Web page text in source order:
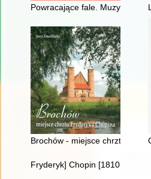
Powracające fale. Muzyka
Brochów - miejsce chrztu
Fryderyk] Chopin [1810-1849]